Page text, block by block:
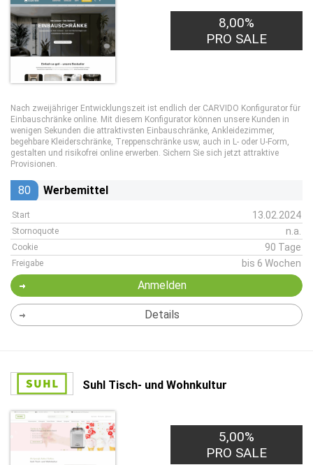
8,00%
PRO SALE
Nach zweijähriger Entwicklungszeit ist endlich der CARVIDO Konfigurator für
Einbauschränke online. Mit diesem Konfigurator können unsere Kunden in
wenigen Sekunden die attraktivsten Einbauschränke, Ankleidezimmer,
begehbare Kleiderschränke, Treppenschränke usw, auch in L- oder U-Form,
gestalten und risikofrei online erwerben. Sichern Sie sich jetzt attraktive
Provisionen.
80 Werbemittel
Start 13.02.2024
Stornoquote n.a.
Cookie 90 Tage
Freigabe bis 6 Wochen
Anmelden
Details
Suhl Tisch- und Wohnkultur
5,00%
PRO SALE